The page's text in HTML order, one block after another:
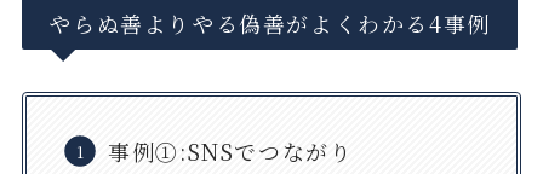
やらぬ善よりやる偽善がよくわかる4事例
事例①:SNSでつながり